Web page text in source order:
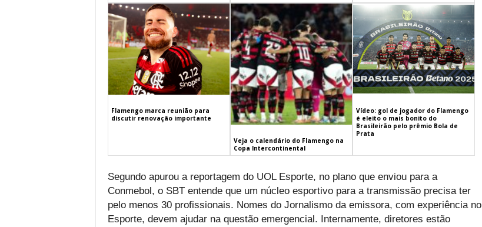
Flamengo marca reunião para
discutir renovação importante
Veja o calendário do Flamengo na
Copa Intercontinental
Vídeo: gol de jogador do Flamengo
é eleito o mais bonito do
Brasileirão pelo prêmio Bola de
Prata
Segundo apurou a reportagem do UOL Esporte, no plano que enviou para a
Conmebol, o SBT entende que um núcleo esportivo para a transmissão precisa ter
pelo menos 30 profissionais. Nomes do Jornalismo da emissora, com experiência no
Esporte, devem ajudar na questão emergencial. Internamente, diretores estão